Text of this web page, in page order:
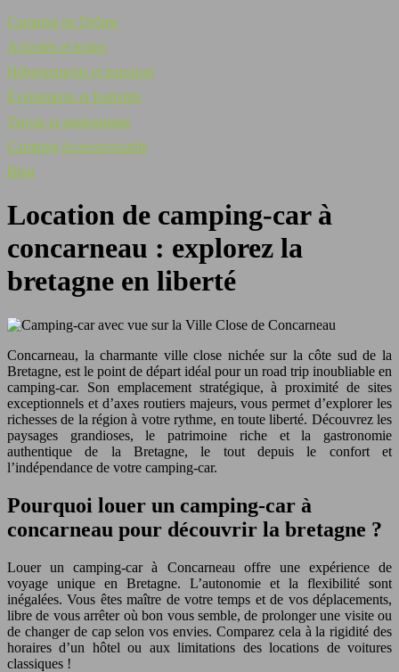
Camping en Drôme
Activités et loisirs
Hébergements et transport
Événements et festivités
Terroir et gastronomie
Camping écoresponsable
Blog
Location de camping-car à
concarneau : explorez la
bretagne en liberté
Concarneau, la charmante ville close nichée sur la côte sud de la
Bretagne, est le point de départ idéal pour un road trip inoubliable en
camping-car. Son emplacement stratégique, à proximité de sites
exceptionnels et d’axes routiers majeurs, vous permet d’explorer les
richesses de la région à votre rythme, en toute liberté. Découvrez les
paysages grandioses, le patrimoine riche et la gastronomie
authentique de la Bretagne, le tout depuis le confort et
l’indépendance de votre camping-car.
Pourquoi louer un camping-car à
concarneau pour découvrir la bretagne ?
Louer un camping-car à Concarneau offre une expérience de
voyage unique en Bretagne. L’autonomie et la flexibilité sont
inégalées. Vous êtes maître de votre temps et de vos déplacements,
libre de vous arrêter où bon vous semble, de prolonger une visite ou
de changer de cap selon vos envies. Comparez cela à la rigidité des
horaires d’un hôtel ou aux limitations des locations de voitures
classiques !